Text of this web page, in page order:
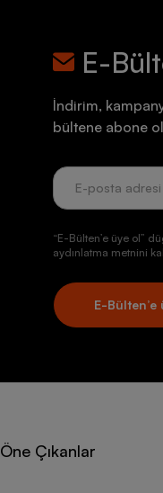
E-
İndirim,
bültene abone
“E-Bülten’e üye ol”
aydınlatma metnini
E-Bülten’e
Öne Çıkanlar